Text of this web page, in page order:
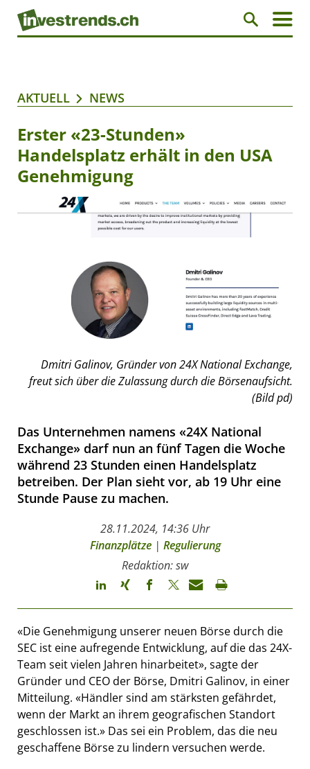
AKTUELL NEWS
Erster «23-Stunden»
Handelsplatz erhält in den USA
Genehmigung
Dmitri Galinov, Gründer von 24X National Exchange,
freut sich über die Zulassung durch die Börsenaufsicht.
(Bild pd)
Das Unternehmen namens «24X National
Exchange» darf nun an fünf Tagen die Woche
während 23 Stunden einen Handelsplatz
betreiben. Der Plan sieht vor, ab 19 Uhr eine
Stunde Pause zu machen.
28.11.2024, 14:36 Uhr
Finanzplätze| Regulierung
Redaktion: sw
«Die Genehmigung unserer neuen Börse durch die
SEC ist eine aufregende Entwicklung, auf die das 24X-
Team seit vielen Jahren hinarbeitet», sagte der
Gründer und CEO der Börse, Dmitri Galinov, in einer
Mitteilung. «Händler sind am stärksten gefährdet,
wenn der Markt an ihrem geografischen Standort
geschlossen ist.» Das sei ein Problem, das die neu
geschaffene Börse zu lindern versuchen werde.